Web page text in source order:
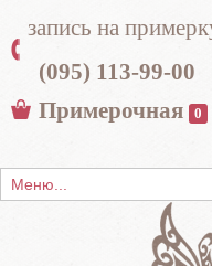
запись на
(095) 113-99-00
Примерочная
0